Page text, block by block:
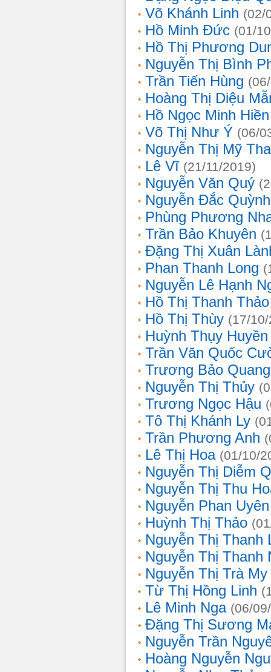
Võ Khánh Linh (02/
Hồ Minh Đức (01/
Hồ Thị Phương
Nguyễn Thị Bình
Trần Tiến Hùng
Hoàng Thị Diệu
Hồ Ngọc Minh Hiền
Võ Thị Như Ý (06/
Nguyễn Thị Mỹ
Lê Vĩ (21/11/2019)
Nguyễn Văn Quý
Nguyễn Đắc
Phùng Phương
Trần Bảo Khuyên
Đặng Thị Xuân
Phan Thanh Long
Nguyễn Lê Hạnh
Hồ Thị Thanh Thảo
Hồ Thị Thùy (17/
Huỳnh Thụy
Trần Văn Quốc
Trương Bảo
Nguyễn Thị Thủy
Trương Ngọc Hậu
Tô Thị Khánh Ly
Trần Phương Anh
Lê Thị Hoa (01/10/
Nguyễn Thị Diễm
Nguyễn Thị Thu
Nguyễn Phan
Huỳnh Thị Thảo
Nguyễn Thị Thanh
Nguyễn Thị Thanh
Nguyễn Thị Trà My
Từ Thị Hồng Linh
Lê Minh Nga (06/
Đặng Thị Sương
Nguyễn Trần
Hoàng Nguyễn